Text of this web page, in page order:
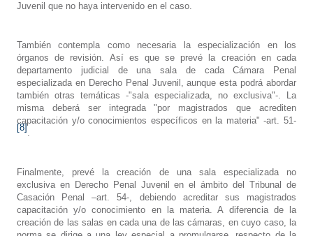
Juvenil que no haya intervenido en el caso.
También contempla como necesaria la especialización en los
órganos de revisión. Así es que se prevé la creación en cada
departamento judicial de una sala de cada Cámara Penal
especializada en Derecho Penal Juvenil, aunque esta podrá abordar
también otras temáticas -"sala especializada, no exclusiva"-. La
misma deberá ser integrada "por magistrados que acrediten
capacitación y/o conocimientos específicos en la materia" -art. 51-
[8]
.
Finalmente, prevé la creación de una sala especializada no
exclusiva en Derecho Penal Juvenil en el ámbito del Tribunal de
Casación Penal –art. 54-, debiendo acreditar sus magistrados
capacitación y/o conocimiento en la materia. A diferencia de la
creación de las salas en cada una de las cámaras, en cuyo caso, la